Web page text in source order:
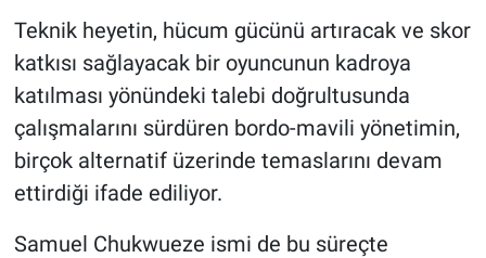
Teknik heyetin, hücum gücünü artıracak ve skor
katkısı sağlayacak bir oyuncunun kadroya
katılması yönündeki talebi doğrultusunda
çalışmalarını sürdüren bordo-mavili yönetimin,
birçok alternatif üzerinde temaslarını devam
ettirdiği ifade ediliyor.
Samuel Chukwueze ismi de bu süreçte